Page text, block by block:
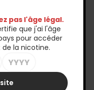
Vous trouverez
pas l'âge légal.
que j'ai l'âge
pour accéder
la nicotine.